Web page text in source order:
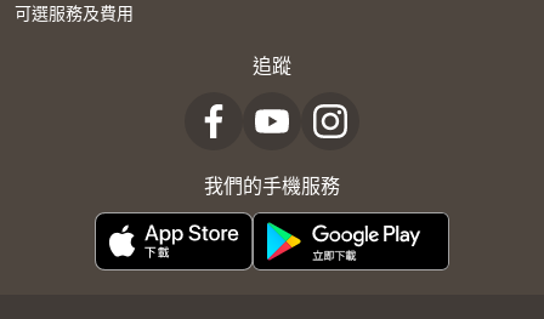
可選服務及費用
追蹤
我們的手機服務